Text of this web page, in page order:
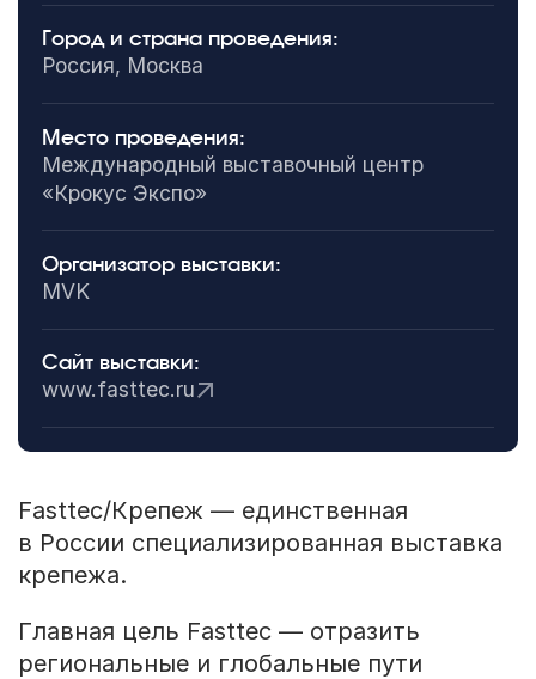
Город и страна проведения:
Россия, Москва
Место проведения:
Международный выставочный центр
«Крокус Экспо»
Организатор выставки:
MVK
Сайт выставки:
www.fasttec.ru
Fasttec/Крепеж — единственная
в России специализированная выставка
крепежа.
Главная цель Fasttec — отразить
региональные и глобальные пути